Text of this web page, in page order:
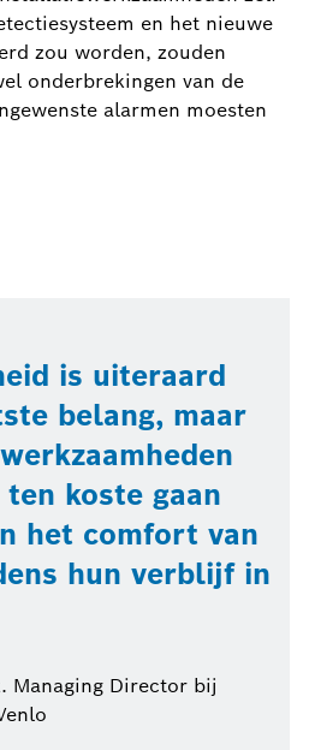
en het nieuwe
zou worden, zouden
onderbrekingen van de
alarmen moesten
is uiteraard
belang, maar
koste gaan
het comfort van
hun verblijf in
Managing Director bij